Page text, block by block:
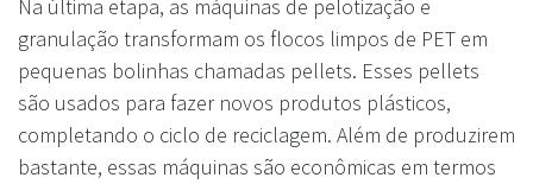
Na última etapa, as máquinas de pelotização e
granulação transformam os flocos limpos de PET em
pequenas bolinhas chamadas pellets. Esses pellets
são usados para fazer novos produtos plásticos,
completando o ciclo de reciclagem. Além de produzirem
bastante, essas máquinas são econômicas em termos